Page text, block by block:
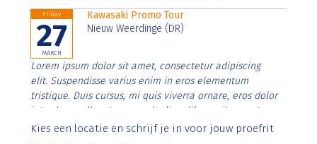
Friday
27
MARCH
Kawasaki Promo Tour
Nieuw Weerdinge (DR)
Lorem ipsum dolor sit amet, consectetur adipiscing
elit. Suspendisse varius enim in eros elementum
tristique. Duis cursus, mi quis viverra ornare, eros dolor
interdum nulla, ut commodo diam libero vitae erat.
Aenean faucibus nibh et justo cursus id rutrum lorem
Kies een locatie en schrijf je in voor jouw proefrit